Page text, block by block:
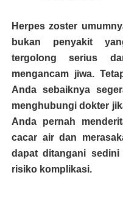
Herpes zoster
bukan penyakit
tergolong serius
mengancam jiwa.
Anda sebaiknya
menghubungi dokter
Anda pernah
cacar air dan
dapat ditangani
risiko komplikasi.